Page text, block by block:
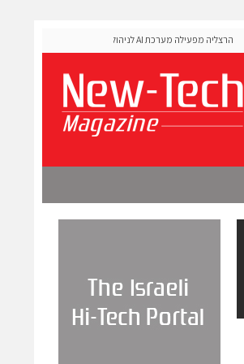
הרצליה מפעילה מערכת AI לניהול אדפטיבי של רמזורים